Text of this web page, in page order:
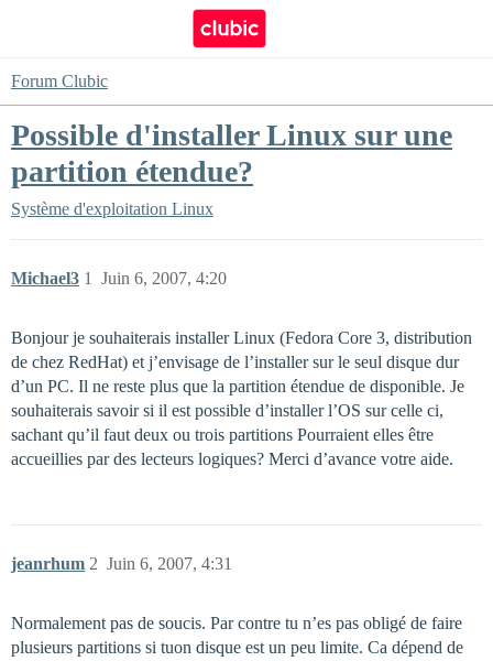
Forum Clubic
Possible d'installer Linux sur une
partition étendue?
Système d'exploitation Linux
Michael3 Juin 6, 2007, 4:20
1
Bonjour je souhaiterais installer Linux (Fedora Core 3, distribution
de chez RedHat) et j’envisage de l’installer sur le seul disque dur
d’un PC. Il ne reste plus que la partition étendue de disponible. Je
souhaiterais savoir si il est possible d’installer l’OS sur celle ci,
sachant qu’il faut deux ou trois partitions Pourraient elles être
accueillies par des lecteurs logiques? Merci d’avance votre aide.
jeanrhum Juin 6, 2007, 4:31
2
Normalement pas de soucis. Par contre tu n’es pas obligé de faire
plusieurs partitions si tuon disque est un peu limite. Ca dépend de